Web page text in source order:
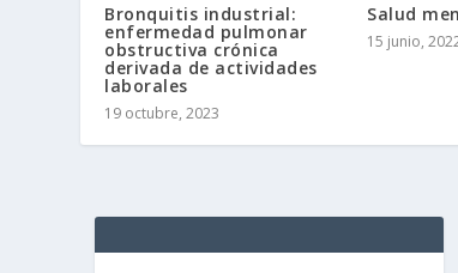
Bronquitis industrial:
enfermedad pulmonar
obstructiva crónica
derivada de actividades
laborales
19 octubre, 2023
Salud
15 junio,